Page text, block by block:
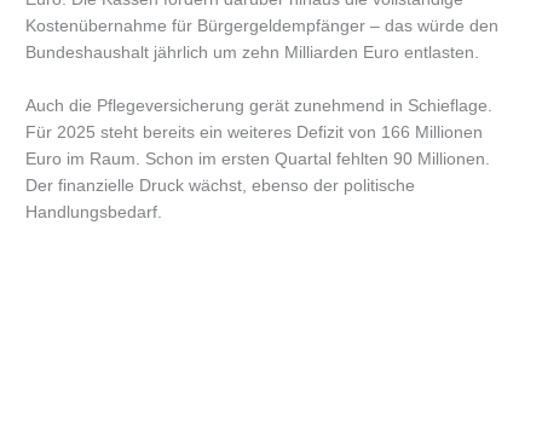
Kostenübernahme für Bürgergeldempfänger – das würde den
Bundeshaushalt jährlich um zehn Milliarden Euro entlasten.
Auch die Pflegeversicherung gerät zunehmend in Schieflage.
Für 2025 steht bereits ein weiteres Defizit von 166 Millionen
Euro im Raum. Schon im ersten Quartal fehlten 90 Millionen.
Der finanzielle Druck wächst, ebenso der politische
Handlungsbedarf.